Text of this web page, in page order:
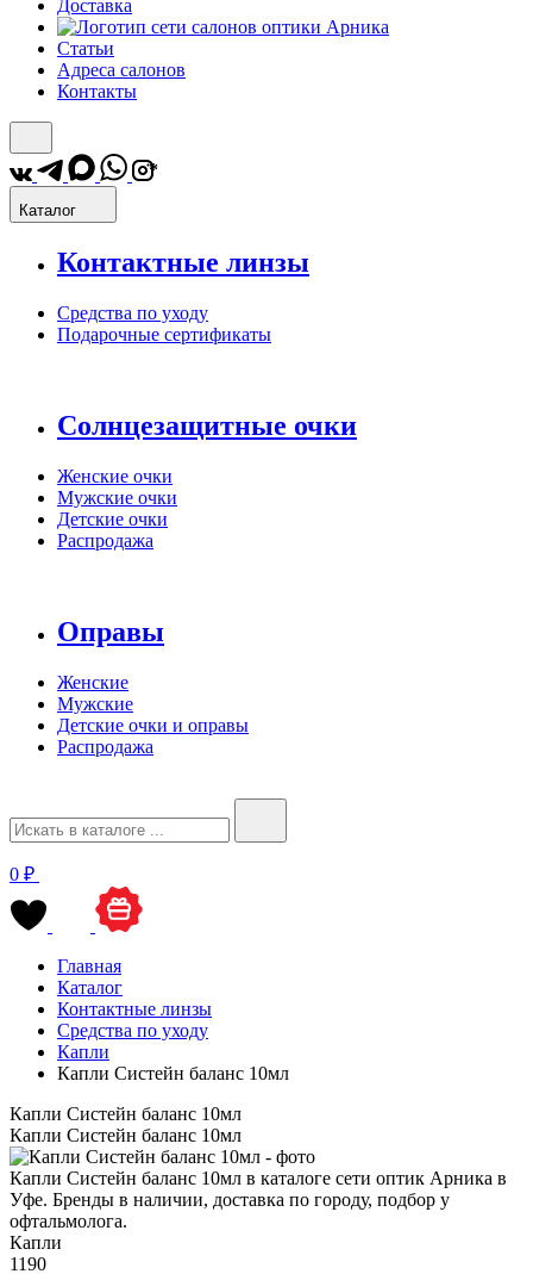
Доставка
Статьи
Адреса салонов
Контакты
*
Каталог
Контактные линзы
Средства по уходу
Подарочные сертификаты
Солнцезащитные очки
Женские очки
Мужские очки
Детские очки
Распродажа
Оправы
Женские
Мужские
Детские очки и оправы
Распродажа
0 ₽
Главная
Каталог
Контактные линзы
Средства по уходу
Капли
Капли Систейн баланс 10мл
Капли Систейн баланс 10мл
Капли Систейн баланс 10мл
Капли Систейн баланс 10мл в каталоге сети оптик Арника в
Уфе. Бренды в наличии, доставка по городу, подбор у
офтальмолога.
Капли
1190